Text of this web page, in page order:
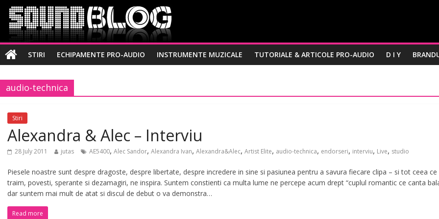
STIRI ECHIPAMENTE PRO-AUDIO INSTRUMENTE MUZICALE TUTORIALE & ARTICOLE PRO-AUDIO D I Y
audio-technica
Stiri
Alexandra & Alec – Interviu
28 July 2011 jutas AE5400, Alec Sandor, Alexandra Ivan, Alexandra&Alec, Artist Elite, audio-technica, endorseri, interviu, Live, studio
Piesele noastre sunt despre dragoste, despre libertate, despre incredere in sine si pasiunea pentru a savura fiecare clipa – si tot ceea ce
traim, povesti, sperante si dezamagiri, ne inspira. Suntem constienti ca multa lume ne percepe acum drept “cuplul romantic ce canta
dar suntem mai mult de atat si discul de debut o va demonstra…
Read more